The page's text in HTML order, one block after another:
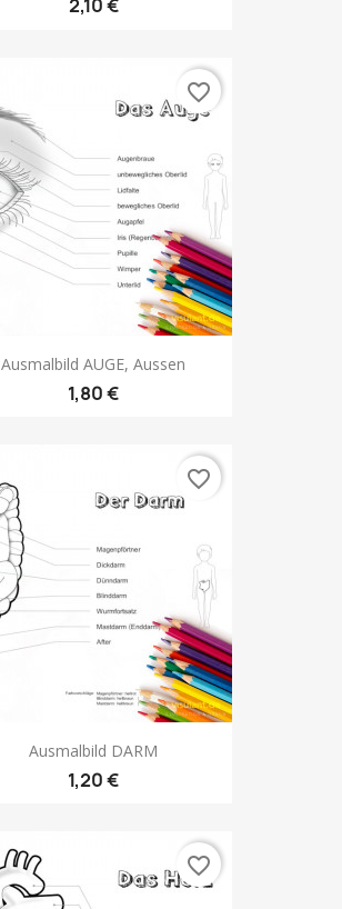
2,10 €
Ausmalbild AUGE, Aussen
1,80 €
favorite_border
Ausmalbild DARM
1,20 €
favorite_border
favorite_border